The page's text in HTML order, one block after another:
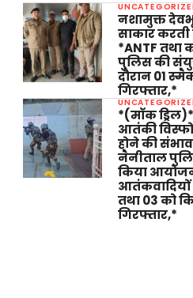
नशामुक्त
साकार
*ANTF तथा
पुलिस की
दौरान 01
गिरफ्तार,*
*(मॉक
आतंकी
होने की
नैनीताल
किया
आतंकवादियों
तथा 03 को
गिरफ्तार,*